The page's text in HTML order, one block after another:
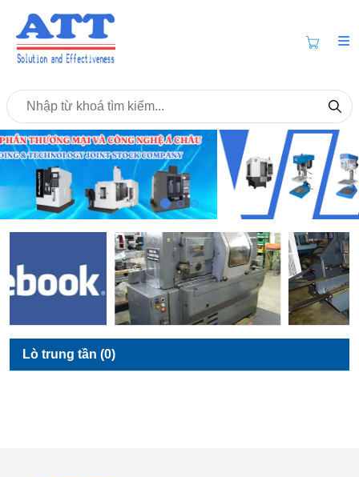
Lò trung tần (0)